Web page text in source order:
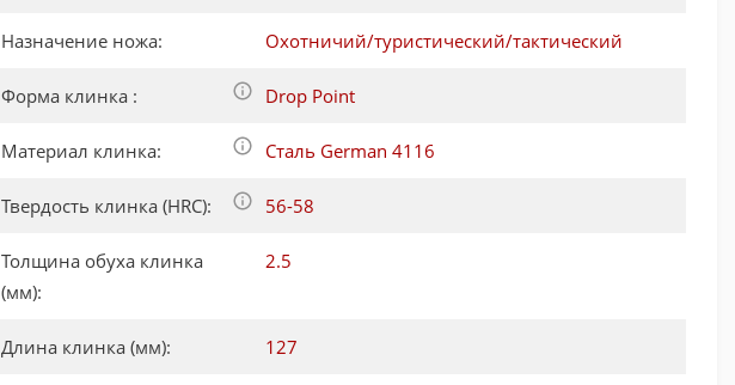
Назначение ножа: Охотничий/туристический/тактический
Форма клинка : Drop Point
Материал клинка: Сталь German 4116
Твердость клинка (HRC): 56-58
Толщина обуха клинка
(мм):
2.5
Длина клинка (мм): 127